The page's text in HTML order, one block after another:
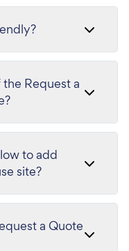
Request a
to add
site?
a Quote